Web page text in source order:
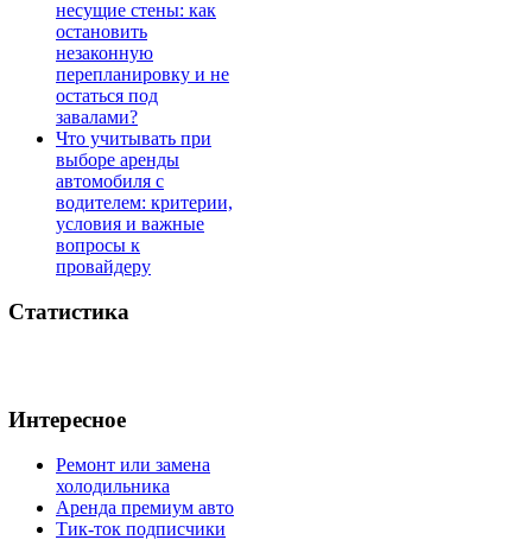
несущие стены: как
остановить
незаконную
перепланировку и не
остаться под
завалами?
Что учитывать при
выборе аренды
автомобиля с
водителем: критерии,
условия и важные
вопросы к
провайдеру
Статистика
Интересное
Ремонт или замена
холодильника
Аренда премиум авто
Тик-ток подписчики